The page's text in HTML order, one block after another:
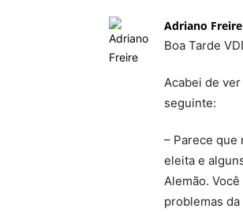
Adriano Freire
Boa Tarde
Acabei de
seguinte:
– Parece que
eleita e
Alemão.
problemas da